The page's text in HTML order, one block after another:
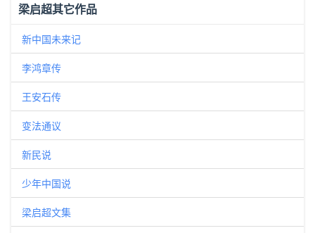
梁启超其它作品
新中国未来记
李鸿章传
王安石传
变法通议
新民说
少年中国说
梁启超文集